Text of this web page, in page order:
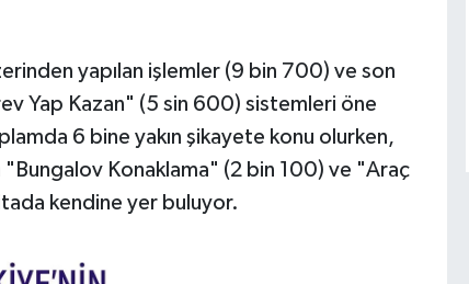
yapılan işlemler (9 bin 700) ve son
Yap Kazan" (5 sin 600) sistemleri öne
6 bine yakın şikayete konu olurken,
Konaklama" (2 bin 100) ve "Araç
kendine yer buluyor.